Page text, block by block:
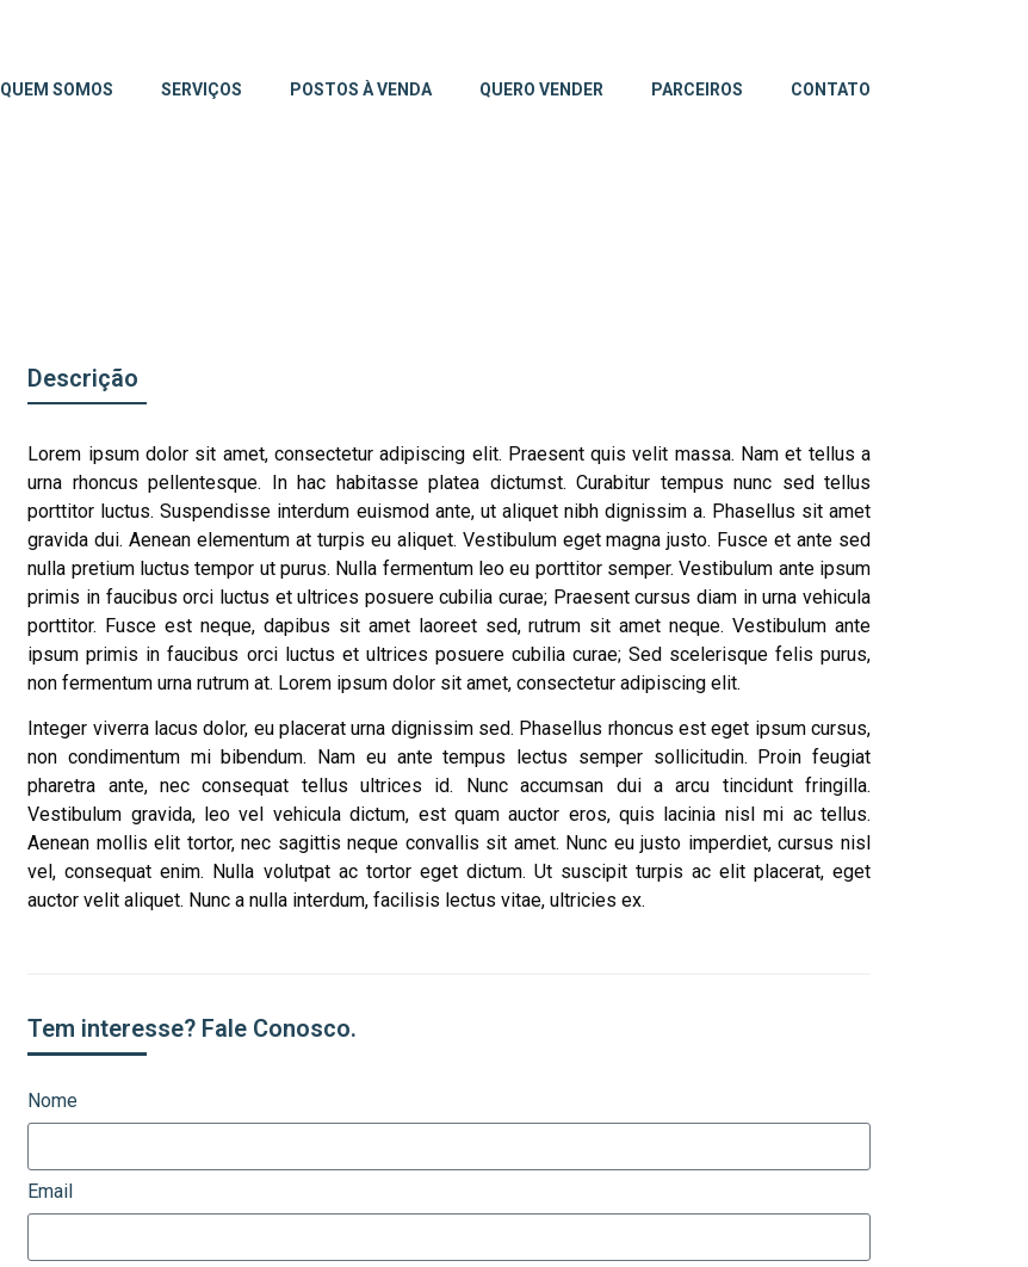
QUEM SOMOS SERVIÇOS POSTOS À VENDA QUERO VENDER PARCEIROS CONTATO
Descrição
Lorem ipsum dolor sit amet, consectetur adipiscing elit. Praesent quis velit massa. Nam et tellus a
urna rhoncus pellentesque. In hac habitasse platea dictumst. Curabitur tempus nunc sed tellus
porttitor luctus. Suspendisse interdum euismod ante, ut aliquet nibh dignissim a. Phasellus sit amet
gravida dui. Aenean elementum at turpis eu aliquet. Vestibulum eget magna justo. Fusce et ante sed
nulla pretium luctus tempor ut purus. Nulla fermentum leo eu porttitor semper. Vestibulum ante ipsum
primis in faucibus orci luctus et ultrices posuere cubilia curae; Praesent cursus diam in urna vehicula
porttitor. Fusce est neque, dapibus sit amet laoreet sed, rutrum sit amet neque. Vestibulum ante
ipsum primis in faucibus orci luctus et ultrices posuere cubilia curae; Sed scelerisque felis purus,
non fermentum urna rutrum at. Lorem ipsum dolor sit amet, consectetur adipiscing elit.
Integer viverra lacus dolor, eu placerat urna dignissim sed. Phasellus rhoncus est eget ipsum cursus,
non condimentum mi bibendum. Nam eu ante tempus lectus semper sollicitudin. Proin feugiat
pharetra ante, nec consequat tellus ultrices id. Nunc accumsan dui a arcu tincidunt fringilla.
Vestibulum gravida, leo vel vehicula dictum, est quam auctor eros, quis lacinia nisl mi ac tellus.
Aenean mollis elit tortor, nec sagittis neque convallis sit amet. Nunc eu justo imperdiet, cursus nisl
vel, consequat enim. Nulla volutpat ac tortor eget dictum. Ut suscipit turpis ac elit placerat, eget
auctor velit aliquet. Nunc a nulla interdum, facilisis lectus vitae, ultricies ex.
Tem interesse? Fale Conosco.
Nome
Email